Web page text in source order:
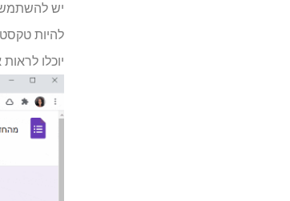
יש להשתמש
להיות
יוכלו